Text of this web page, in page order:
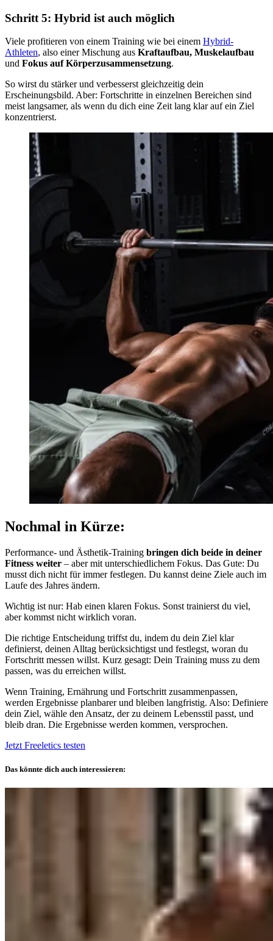
Schritt 5: Hybrid ist auch möglich
Viele profitieren von einem Training wie bei einem Hybrid-
Athleten, also einer Mischung aus Kraftaufbau, Muskelaufbau
und Fokus auf Körperzusammensetzung.
So wirst du stärker und verbesserst gleichzeitig dein
Erscheinungsbild. Aber: Fortschritte in einzelnen Bereichen sind
meist langsamer, als wenn du dich eine Zeit lang klar auf ein Ziel
konzentrierst.
Nochmal in Kürze:
Performance- und Ästhetik-Training bringen dich beide in deiner
Fitness weiter – aber mit unterschiedlichem Fokus. Das Gute: Du
musst dich nicht für immer festlegen. Du kannst deine Ziele auch im
Laufe des Jahres ändern.
Wichtig ist nur: Hab einen klaren Fokus. Sonst trainierst du viel,
aber kommst nicht wirklich voran.
Die richtige Entscheidung triffst du, indem du dein Ziel klar
definierst, deinen Alltag berücksichtigst und festlegst, woran du
Fortschritt messen willst. Kurz gesagt: Dein Training muss zu dem
passen, was du erreichen willst.
Wenn Training, Ernährung und Fortschritt zusammenpassen,
werden Ergebnisse planbarer und bleiben langfristig. Also: Definiere
dein Ziel, wähle den Ansatz, der zu deinem Lebensstil passt, und
bleib dran. Die Ergebnisse werden kommen, versprochen.
Jetzt Freeletics testen
Das könnte dich auch interessieren: